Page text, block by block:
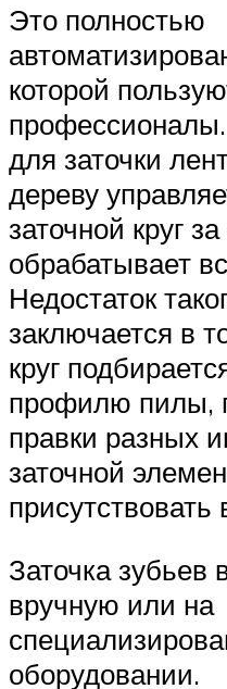
Это полностью
которой
для заточки
дереву
заточной круг
обрабатывает
Недостаток
заключается в
круг
профилю пилы,
правки разных
заточной
присутствовать
Заточка зубьев
вручную или на
оборудовании.